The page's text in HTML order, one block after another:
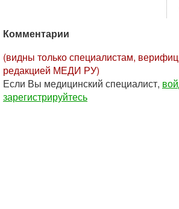
Комментарии
(видны только специалистам,
редакцией МЕДИ РУ)
Если Вы медицинский специалист,
зарегистрируйтесь